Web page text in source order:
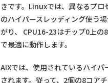
きです。Linuxでは、異なるプ
のハイパースレッディング使う
がり、 CPU16-23はチップ0上
で最適に動作します。
AIXでは、使用されているハイ
されます。従って、2個の8コア